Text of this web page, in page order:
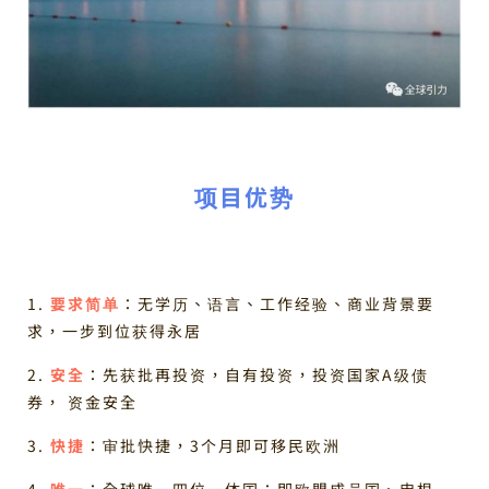
项目优势
1. 要求简单 ：无学历、语言、工作经验、商业背景要
求，一步到位获得永居
2. 安全 ：先获批再投资，自有投资，投资国家A级债
券， 资金安全
3. 快捷 ：审批快捷，3个月即可移民欧洲